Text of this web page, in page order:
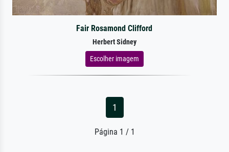
Fair Rosamond Clifford
Herbert Sidney
Escolher imagem
1
Página 1 / 1